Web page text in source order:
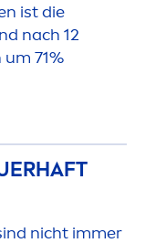
ist die
nach 12
71%
nicht immer